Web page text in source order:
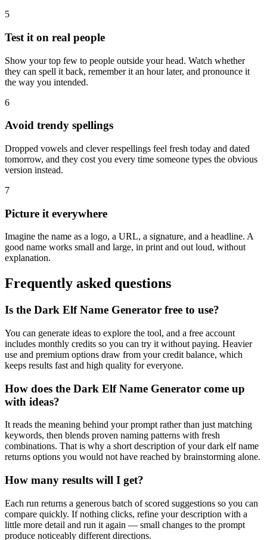
5
Test it on real people
Show your top few to people outside your head. Watch whether
they can spell it back, remember it an hour later, and pronounce it
the way you intended.
6
Avoid trendy spellings
Dropped vowels and clever respellings feel fresh today and dated
tomorrow, and they cost you every time someone types the obvious
version instead.
7
Picture it everywhere
Imagine the name as a logo, a URL, a signature, and a headline. A
good name works small and large, in print and out loud, without
explanation.
Frequently asked questions
Is the Dark Elf Name Generator free to use?
You can generate ideas to explore the tool, and a free account
includes monthly credits so you can try it without paying. Heavier
use and premium options draw from your credit balance, which
keeps results fast and high quality for everyone.
How does the Dark Elf Name Generator come up
with ideas?
It reads the meaning behind your prompt rather than just matching
keywords, then blends proven naming patterns with fresh
combinations. That is why a short description of your dark elf name
returns options you would not have reached by brainstorming alone.
How many results will I get?
Each run returns a generous batch of scored suggestions so you can
compare quickly. If nothing clicks, refine your description with a
little more detail and run it again — small changes to the prompt
produce noticeably different directions.